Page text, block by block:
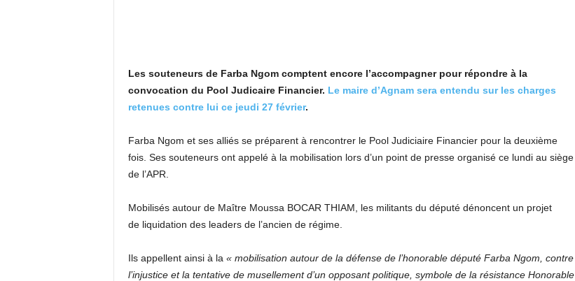
Les souteneurs de Farba Ngom comptent encore l’accompagner pour répondre à la
convocation du Pool Judicaire Financier. Le maire d’Agnam sera entendu sur les charges
retenues contre lui ce jeudi 27 février.
Farba Ngom et ses alliés se préparent à rencontrer le Pool Judiciaire Financier pour la deuxième
fois. Ses souteneurs ont appelé à la mobilisation lors d’un point de presse organisé ce lundi au siège
de l’APR.
Mobilisés autour de Maître Moussa BOCAR THIAM, les militants du député dénoncent un projet
de liquidation des leaders de l’ancien de régime.
Ils appellent ainsi à la « mobilisation autour de la défense de l’honorable député Farba Ngom, contre
l’injustice et la tentative de musellement d’un opposant politique, symbole de la résistance Honorable